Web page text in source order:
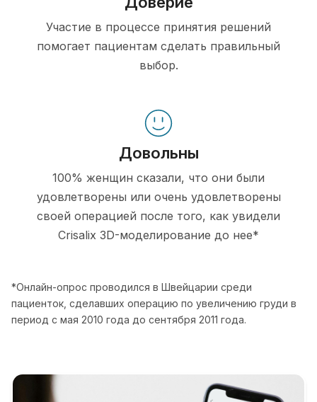
Участие в процессе принятия решений
помогает пациентам сделать правильный
выбор.
Довольны
100% женщин сказали, что они были
удовлетворены или очень удовлетворены
своей операцией после того, как увидели
Crisalix 3D-моделирование до нее*
*Онлайн-опрос проводился в Швейцарии среди
пациенток, сделавших операцию по увеличению груди в
период с мая 2010 года до сентября 2011 года.